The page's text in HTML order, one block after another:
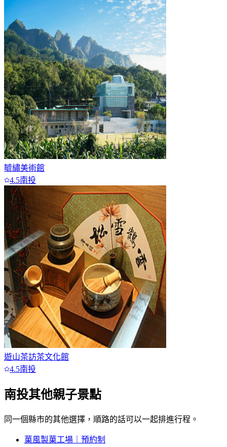
毓繡美術館
4.5南投
遊山茶訪茶文化館
4.5南投
南投其他親子景點
同一個縣市的其他選擇，順路的話可以一起排進行程。
菓風製菓工場｜預約制